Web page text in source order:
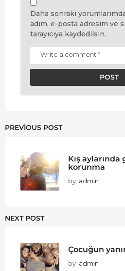
Daha sonraki
adım, e-posta adresim ve
tarayıcıya kaydedilsin.
PREVIOUS POST
Kış
korunma
by admin
NEXT POST
Çocuğun
by admin